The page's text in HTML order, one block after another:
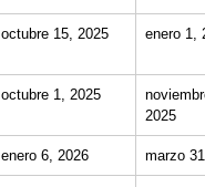
octubre 15, 2025 enero 1,
octubre 1, 2025
2025
enero 6, 2026 marzo